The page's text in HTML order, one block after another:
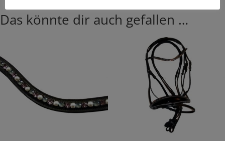
Das könnte dir auch gefallen …